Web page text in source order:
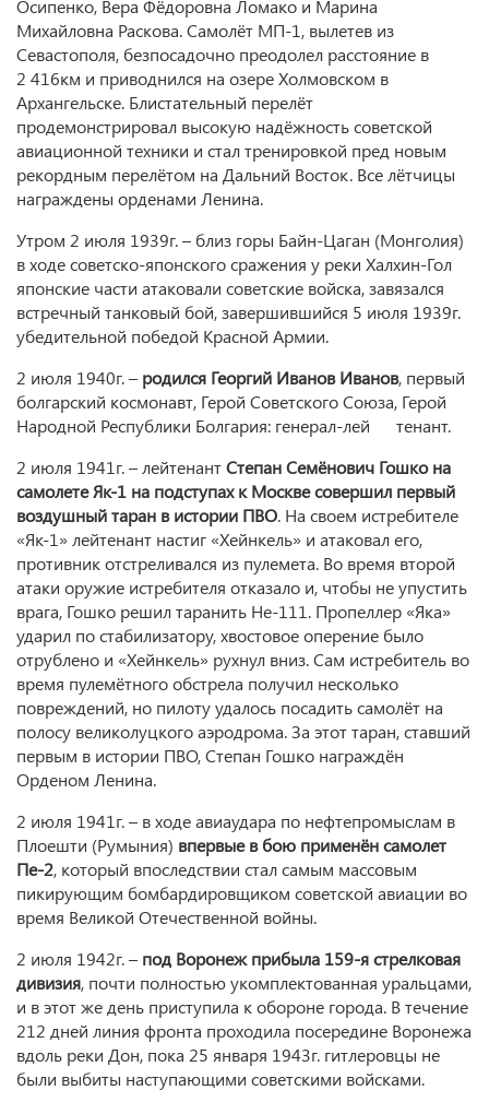
Осипенко, Вера Фёдоровна Ломако и Марина
Михайловна Раскова. Самолёт МП-1, вылетев из
Севастополя, безпосадочно преодолел расстояние в
2 416км и приводнился на озере Холмовском в
Архангельске. Блистательный перелёт
продемонстрировал высокую надёжность советской
авиационной техники и стал тренировкой пред новым
рекордным перелётом на Дальний Восток. Все лётчицы
награждены орденами Ленина.
Утром 2 июля 1939г. – близ горы Байн-Цаган (Монголия)
в ходе советско-японского сражения у реки Халхин-Гол
японские части атаковали советские войска, завязался
встречный танковый бой, завершившийся 5 июля 1939г.
убедительной победой Красной Армии.
2 июля 1940г. – родился Георгий Иванов Иванов, первый
болгарский космонавт, Герой Советского Союза, Герой
Народной Республики Болгария: генерал-лей тенант.
2 июля 1941г. – лейтенантСтепан Семёнович Гошко на
самолете Як-1 на подступах к Москве совершил первый
воздушный таран в истории ПВО. На своем истребителе
«Як-1» лейтенант настиг «Хейнкель» и атаковал его,
противник отстреливался из пулемета. Во время второй
атаки оружие истребителя отказало и, чтобы не упустить
врага, Гошко решил таранить He-111. Пропеллер «Яка»
ударил по стабилизатору, хвостовое оперение было
отрублено и «Хейнкель» рухнул вниз. Сам истребитель во
время пулемётного обстрела получил несколько
повреждений, но пилоту удалось посадить самолёт на
полосу великолуцкого аэродрома. За этот таран, ставший
первым в истории ПВО, Степан Гошко награждён
Орденом Ленина.
2 июля 1941г. – в ходе авиаудара по нефтепромыслам в
Плоешти (Румыния) впервые в бою применён самолет
Пе-2, который впоследствии стал самым массовым
пикирующим бомбардировщиком советской авиации во
время Великой Отечественной войны.
2 июля 1942г. – под Воронеж прибыла 159-я стрелковая
дивизия, почти полностью укомплектованная уральцами,
и в этот же день приступила к обороне города. В течение
212 дней линия фронта проходила посередине Воронежа
вдоль реки Дон, пока 25 января 1943г. гитлеровцы не
были выбиты наступающими советскими войсками.